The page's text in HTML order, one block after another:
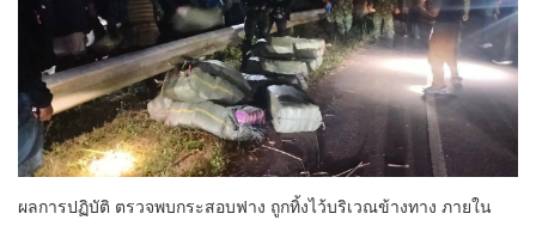
ผลการปฏิบัติ ตรวจพบกระสอบฟาง ถูกทิ้งไว้บริเวณข้างทาง ภายใน